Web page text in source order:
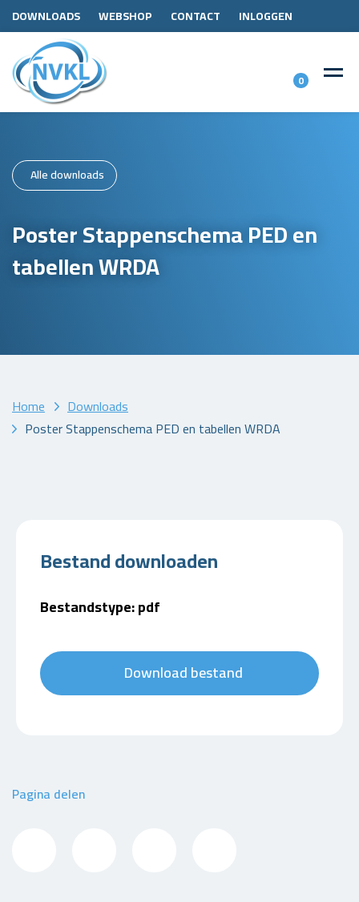
DOWNLOADS WEBSHOP CONTACT INLOGGEN
0
Alle downloads
Poster Stappenschema PED en
tabellen WRDA
Home
Downloads
Poster Stappenschema PED en tabellen WRDA
Bestand downloaden
Bestandstype: pdf
Download bestand
Pagina delen